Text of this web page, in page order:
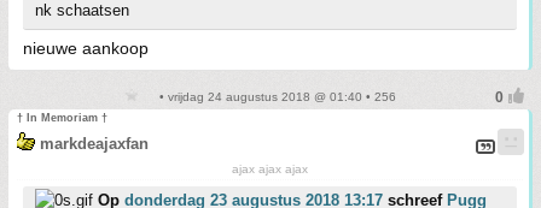
nk schaatsen
nieuwe aankoop
• vrijdag 24 augustus 2018 @ 01:40 • 256
† In Memoriam †
markdeajaxfan
ajax ajax ajax
Op donderdag 23 augustus 2018 13:17 schreef Pugg